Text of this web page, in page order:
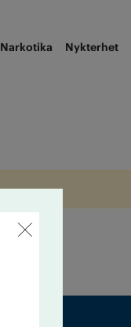
Narkotika Nykterhet